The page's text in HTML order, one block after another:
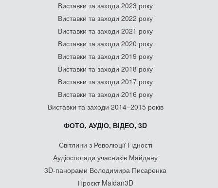
Виставки та заходи 2023 року
Виставки та заходи 2022 року
Виставки та заходи 2021 року
Виставки та заходи 2020 року
Виставки та заходи 2019 року
Виставки та заходи 2018 року
Виставки та заходи 2017 року
Виставки та заходи 2016 року
Виставки та заходи 2014–2015 років
ФОТО, АУДІО, ВІДЕО, 3D
Світлини з Революції Гідності
Аудіоспогади учасників Майдану
3D-панорами Володимира Писаренка
Проєкт Maidan3D